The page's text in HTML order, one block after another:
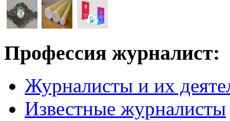
Профессия журналист:
Журналисты и их
Известные журналисты